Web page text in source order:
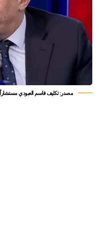
مصدر: تكليف قاسم العبودي